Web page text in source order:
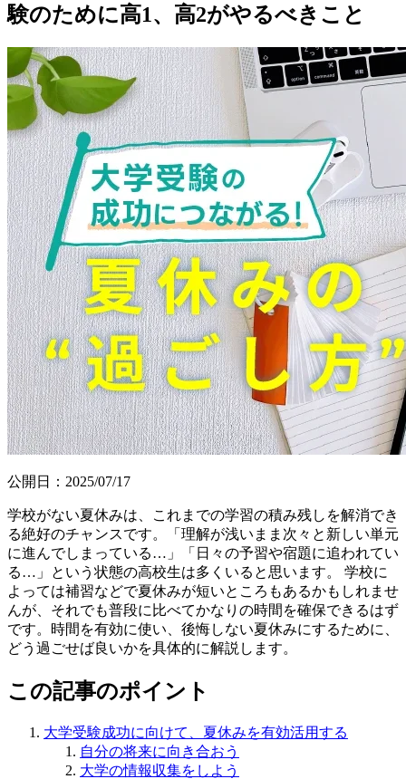
験のために高1、高2がやるべきこと
公開日： 2025/07/17
学校がない夏休みは、これまでの学習の積み残しを解消でき
る絶好のチャンスです。「理解が浅いまま次々と新しい単元
に進んでしまっている…」「日々の予習や宿題に追われてい
る…」という状態の高校生は多くいると思います。 学校に
よっては補習などで夏休みが短いところもあるかもしれませ
んが、それでも普段に比べてかなりの時間を確保できるはず
です。時間を有効に使い、後悔しない夏休みにするために、
どう過ごせば良いかを具体的に解説します。
この記事のポイント
大学受験成功に向けて、夏休みを有効活用する
自分の将来に向き合おう
大学の情報収集をしよう